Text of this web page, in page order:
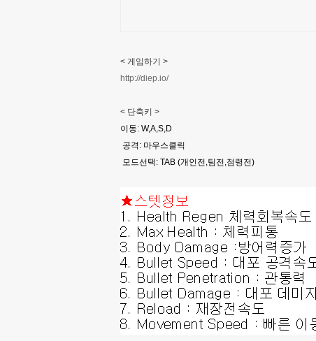
< 게임하기 >
http://diep.io/
< 단축키 >
이동: W,A,S,D
공격: 마우스클릭
모드선택: TAB (개인전,팀전,점령전)